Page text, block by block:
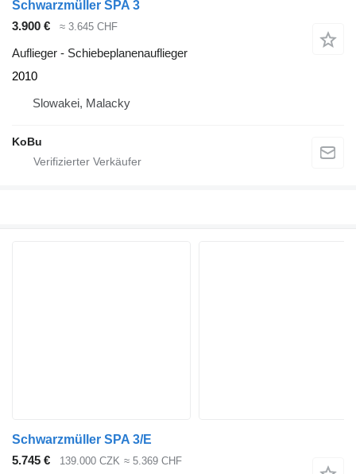
Schwarzmüller SPA 3
3.900 €
≈ 3.645 CHF
Auflieger - Schiebeplanenauflieger
2010
Slowakei, Malacky
KoBu
Schwarzmüller SPA 3/E
5.745 €
139.000 CZK ≈ 5.369 CHF